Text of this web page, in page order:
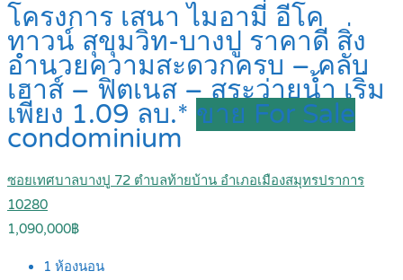
โครงการ เสนา ไมอามี่ อีโค
ทาวน์ สุขุมวิท-บางปู ราคาดี สิ่ง
อำนวยความสะดวกครบ – คลับ
เฮาส์ – ฟิตเนส – สระว่ายน้ำ เริ่ม
เพียง 1.09 ลบ.* ขาย For Sale
condominium
ซอยเทศบาลบางปู 72 ตำบลท้ายบ้าน อำเภอเมืองสมุทรปราการ
10280
1,090,000฿
1 ห้องนอน